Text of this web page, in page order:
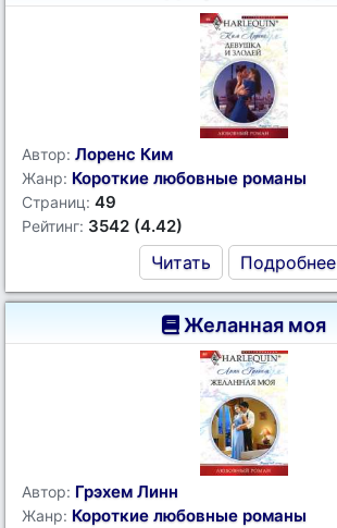
Автор: Лоренс Ким
Жанр: Короткие любовные романы
Страниц: 49
Рейтинг: 3542 (4.42)
Читать Подробнее
Желанная моя
Автор: Грэхем Линн
Жанр: Короткие любовные романы